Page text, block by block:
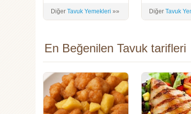
Diğer Tavuk Yemekleri »» DiğerTavuk
En Beğenilen Tavuk tarifleri